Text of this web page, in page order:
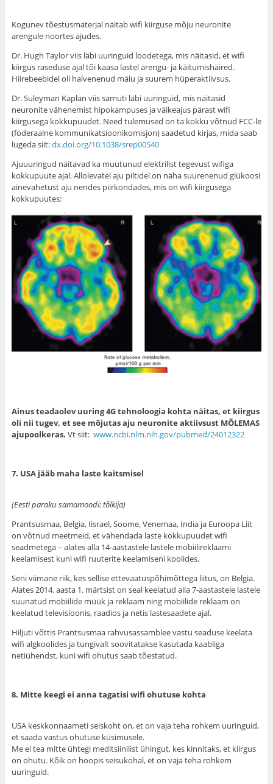
Kogunev tõestusmaterjal näitab wifi kiirguse mõju neuronite
arengule noortes ajudes.
Dr. Hugh Taylor viis läbi uuringuid loodetega, mis näitasid, et wifi
kiirgus raseduse ajal tõi kaasa lastel arengu- ja käitumishäired.
Hiirebeebidel oli halvenenud mälu ja suurem hüperaktiivsus.
Dr. Suleyman Kaplan viis samuti läbi uuringuid, mis näitasid
neuronite vähenemist hipokampuses ja väikeajus pärast wifi
kiirgusega kokkupuudet. Need tulemused on ta kokku võtnud FCC-le
(föderaalne kommunikatsioonikomisjon) saadetud kirjas, mida saab
lugeda siit:dx.doi.org/10.1038/srep00540
Ajuuuringud näitavad ka muutunud elektrilist tegevust wifiga
kokkupuute ajal. Allolevatel aju piltidel on näha suurenenud glükoosi
ainevahetust aju nendes piirkondades, mis on wifi kiirgusega
kokkupuutes:
Ainus teadaolev uuring 4G tehnoloogia kohta näitas, et kiirgus
oli nii tugev, et see mõjutas aju neuronite aktiivsust MÕLEMAS
ajupoolkeras. Vt siit: www.ncbi.nlm.nih.gov/pubmed/24012322
7. USA jääb maha laste kaitsmisel
(Eesti paraku samamoodi: tõlkija)
Prantsusmaa, Belgia, Iisrael, Soome, Venemaa, India ja Euroopa Liit
on võtnud meetmeid, et vähendada laste kokkupuudet wifi
seadmetega – alates alla 14-aastastele lastele mobiilireklaami
keelamisest kuni wifi ruuterite keelamiseni koolides.
Seni viimane riik, kes sellise ettevaatuspõhimõttega liitus, on Belgia.
Alates 2014. aasta 1. märtsist on seal keelatud alla 7-aastastele lastele
suunatud mobiilide müük ja reklaam ning mobiilide reklaam on
keelatud televisioonis, raadios ja netis lastesaadete ajal.
Hiljuti võttis Prantsusmaa rahvusassamblee vastu seaduse keelata
wifi algkoolides ja tungivalt soovitatakse kasutada kaabliga
netiühendst, kuni wifi ohutus saab tõestatud.
8. Mitte keegi ei anna tagatisi wifi ohutuse kohta
USA keskkonnaameti seiskoht on, et on vaja teha rohkem uuringuid,
et saada vastus ohutuse küsimusele.
Me ei tea mitte ühtegi meditsiinilist ühingut, kes kinnitaks, et kiirgus
on ohutu. Kõik on hoopis seisukohal, et on vaja teha rohkem
uuringuid.